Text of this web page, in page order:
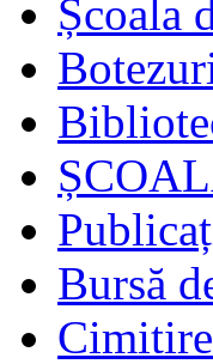
Școala
Bursă